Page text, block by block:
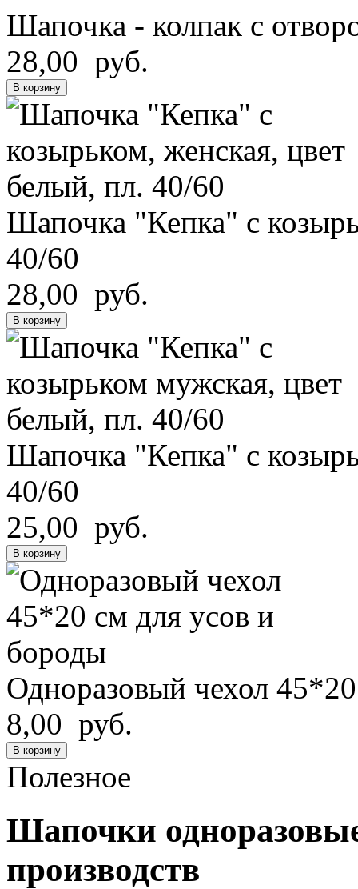
Шапочка - колпак с
28,00 руб.
В корзину
Шапочка "Кепка" с
40/60
28,00 руб.
В корзину
Шапочка "Кепка" с
40/60
25,00 руб.
В корзину
Одноразовый чехол
8,00 руб.
В корзину
Полезное
Шапочки
производств